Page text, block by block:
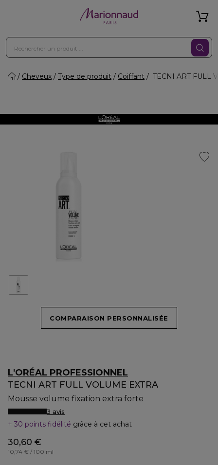
Cheveux Type de produit Coiffant TECNI ART FULL
COMPARAISON PERSONNALISÉE
L'ORÉAL PROFESSIONNEL
TECNI ART FULL VOLUME EXTRA
Mousse volume fixation extra forte
3 avis
30 points fidélité grâce à cet achat
30,60 €
10,74 € / 100 ml